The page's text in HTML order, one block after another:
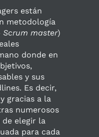
están
metodología
Scrum master)
donde en
y sus
Es decir,
gracias a la
numerosos
de elegir la
para cada